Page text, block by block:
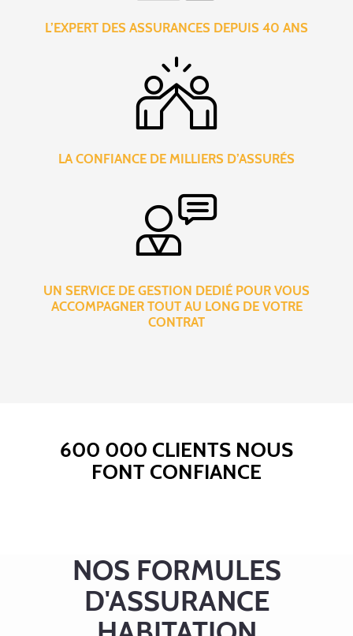
L’EXPERT DES ASSURANCES DEPUIS 40 ANS
LA CONFIANCE DE MILLIERS D’ASSURÉS
UN SERVICE DE GESTION DEDIÉ POUR VOUS
ACCOMPAGNER TOUT AU LONG DE VOTRE
CONTRAT
600 000 CLIENTS NOUS
FONT CONFIANCE
NOS FORMULES
D'ASSURANCE